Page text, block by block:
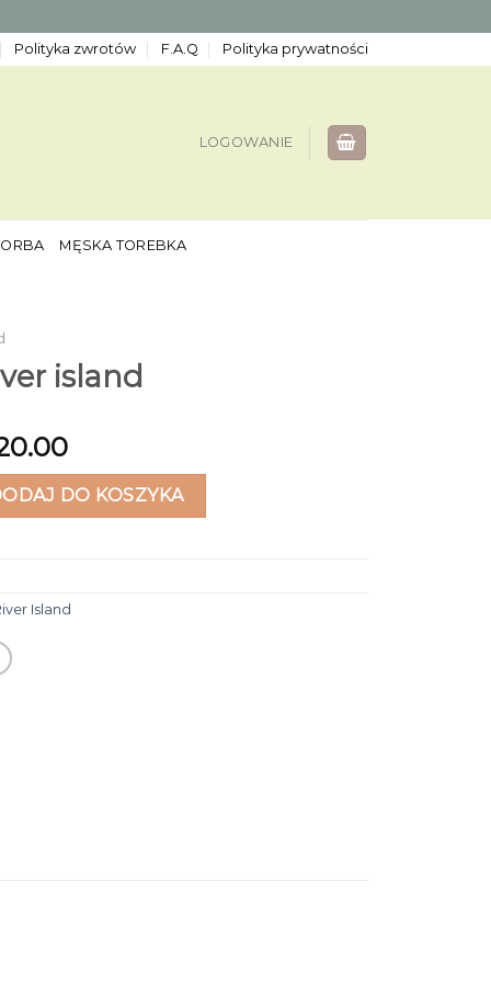
Polityka zwrotów F.A.Q Polityka prywatności
LOGOWANIE
MĘSKA TOREBKA
island
DO KOSZYKA
Island